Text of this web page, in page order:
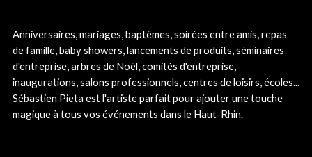
Anniversaires, mariages, baptêmes, soirées entre amis, repas
de famille, baby showers, lancements de produits, séminaires
d'entreprise, arbres de Noël, comités d'entreprise,
inaugurations, salons professionnels, centres de loisirs, écoles...
Sébastien Pieta est l'artiste parfait pour ajouter une touche
magique à tous vos événements dans le Haut-Rhin.